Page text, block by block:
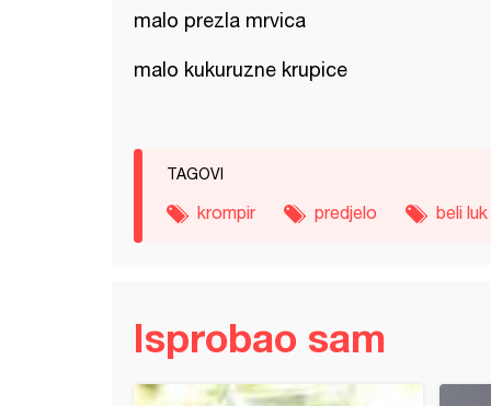
malo prezla mrvica
malo kukuruzne krupice
TAGOVI
krompir predjelo beli luk
Isprobao sam